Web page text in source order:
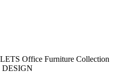
Office Furniture Collection
DESIGN